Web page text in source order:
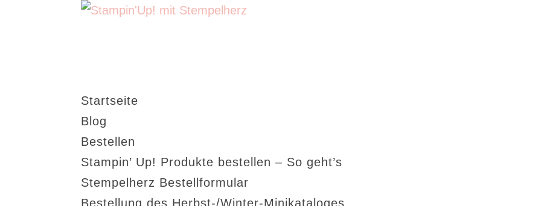
Startseite
Blog
Bestellen
Stampin’ Up! Produkte bestellen – So geht’s
Stempelherz Bestellformular
Bestellung des Herbst-/Winter-Minikataloges